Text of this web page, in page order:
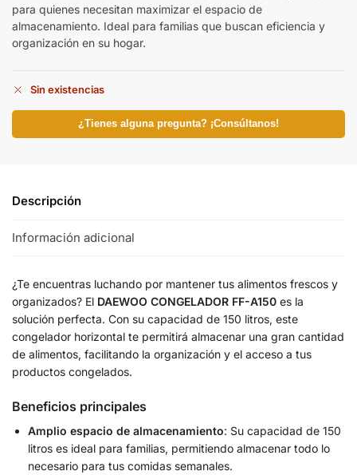
para quienes necesitan maximizar el espacio de
almacenamiento. Ideal para familias que buscan eficiencia y
organización en su hogar.
Sin existencias
¿Tienes alguna pregunta? ¡Consúltanos!
Descripción
Información adicional
¿Te encuentras luchando por mantener tus alimentos frescos y
organizados? El DAEWOO CONGELADOR FF-A150 es la
solución perfecta. Con su capacidad de 150 litros, este
congelador horizontal te permitirá almacenar una gran cantidad
de alimentos, facilitando la organización y el acceso a tus
productos congelados.
Beneficios principales
Amplio espacio de almacenamiento: Su capacidad de 150
litros es ideal para familias, permitiendo almacenar todo lo
necesario para tus comidas semanales.